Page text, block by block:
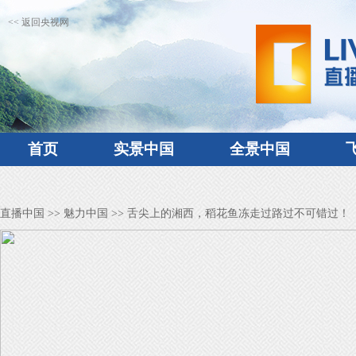
<< 返回央视网
首页 实景中国 全景中国
直播中国 >> 魅力中国 >> 舌尖上的湘西，稻花鱼冻走过路过不可错过！